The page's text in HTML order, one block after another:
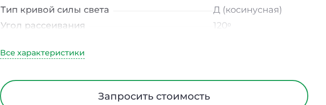
Тип кривой силы света
Д (косинусная)
Угол рассеивания
120ᵒ
Диапазон рабочих температур
Класс защиты от электрического тока
Запросить стоимость